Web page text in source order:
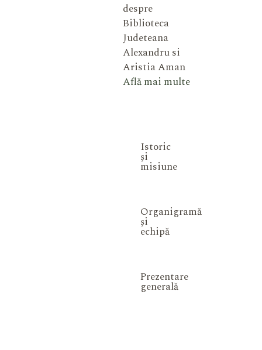
despre
Biblioteca
Judeteana
Alexandru si
Aristia Aman
Află mai multe
Istoric
și
misiune
Organigramă
și
echipă
Prezentare
generală